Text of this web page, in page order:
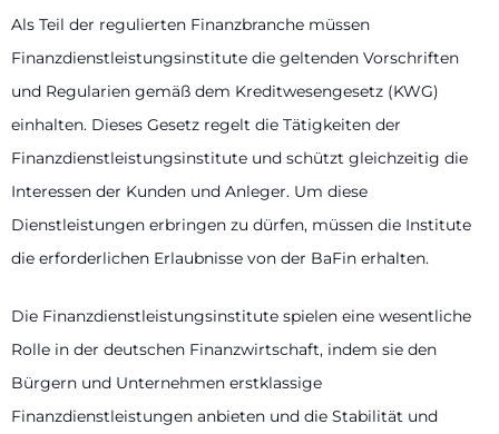
Als Teil der regulierten Finanzbranche müssen
Finanzdienstleistungsinstitute die geltenden Vorschriften
und Regularien gemäß dem Kreditwesengesetz (KWG)
einhalten. Dieses Gesetz regelt die Tätigkeiten der
Finanzdienstleistungsinstitute und schützt gleichzeitig die
Interessen der Kunden und Anleger. Um diese
Dienstleistungen erbringen zu dürfen, müssen die Institute
die erforderlichen Erlaubnisse von der BaFin erhalten.
Die Finanzdienstleistungsinstitute spielen eine wesentliche
Rolle in der deutschen Finanzwirtschaft, indem sie den
Bürgern und Unternehmen erstklassige
Finanzdienstleistungen anbieten und die Stabilität und